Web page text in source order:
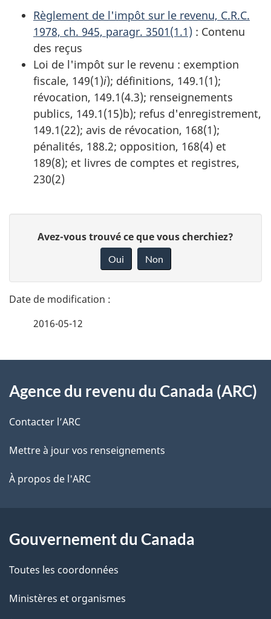
Règlement de l'impôt sur le revenu, C.R.C.
1978, ch. 945, paragr. 3501(1.1) : Contenu
des reçus
Loi de l'impôt sur le revenu : exemption
fiscale, 149(1)i); définitions, 149.1(1);
révocation, 149.1(4.3); renseignements
publics, 149.1(15)b); refus d'enregistrement,
149.1(22); avis de révocation, 168(1);
pénalités, 188.2; opposition, 168(4) et
189(8); et livres de comptes et registres,
230(2)
t
a
l
s
l
a
a
g
e
n
o
t
r
e
é
t
a
t
i
Avez-vous trouvé ce que vous cherchiez?
Oui Non
2016-05-12
propos
de
ce
site
Agence du revenu du Canada (ARC)
Contacter l’ARC
Mettre à jour vos renseignements
À propos de l'ARC
Gouvernement du Canada
Toutes les coordonnées
Ministères et organismes